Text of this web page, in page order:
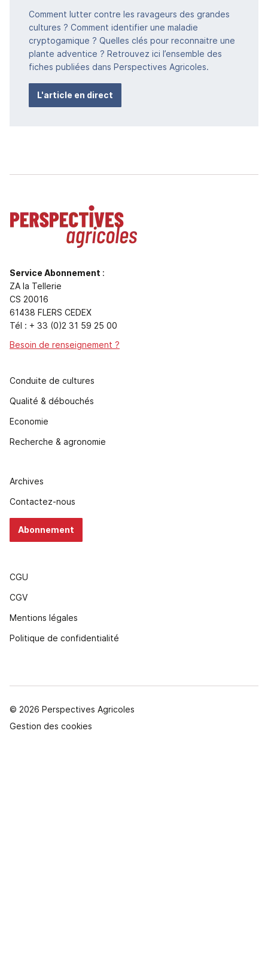
Comment lutter contre les ravageurs des grandes
cultures ? Comment identifier une maladie
cryptogamique ? Quelles clés pour reconnaitre une
plante adventice ? Retrouvez ici l’ensemble des
fiches publiées dans Perspectives Agricoles.
L'article en direct
Service Abonnement :
ZA la Tellerie
CS 20016
61438 FLERS CEDEX
Tél : + 33 (0)2 31 59 25 00
Besoin de renseignement ?
Conduite de cultures
Qualité & débouchés
Economie
Recherche & agronomie
Archives
Contactez-nous
Abonnement
CGU
CGV
Mentions légales
Politique de confidentialité
© 2026 Perspectives Agricoles
Gestion des cookies